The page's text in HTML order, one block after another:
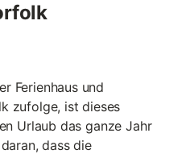
Ferienhaus und
zufolge, ist dieses
Urlaub das ganze Jahr
dass die